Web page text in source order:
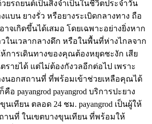
ยรถยนต์เป็นสิ่งจำเป็นในชีวิตประจำวัน
บน ยางรั่ว หรือยางระเบิดกลางทาง ถือ
าจเกิดขึ้นได้เสมอ โดยเฉพาะอย่างยิ่งหาก
ในเวลากลางดึก หรือในพื้นที่ห่างไกลจาก
การเดินทางของคุณต้องหยุดชะงัก เสีย
รายได้ แต่ไม่ต้องกังวลอีกต่อไป เพราะ
นอกสถานที่ ที่พร้อมเข้าช่วยเหลือคุณได้
อ payangrod payangrod บริการปะยาง
เทียน ตลอด 24 ชม. payangrod เป็นผู้ให้
านที่ ในเขตบางขุนเทียน ที่พร้อมให้